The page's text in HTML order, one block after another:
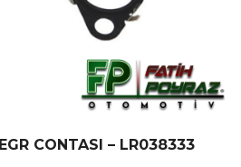
EGR CONTASI – LR038333